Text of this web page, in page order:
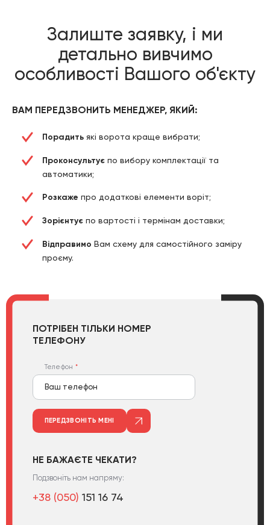
Залиште заявку, і ми
детально вивчимо
особливості Вашого об'єкту
ВАМ ПЕРЕДЗВОНИТЬ МЕНЕДЖЕР, ЯКИЙ:
Порадить які ворота краще вибрати;
Проконсультує по вибору комплектації та
автоматики;
Розкаже про додаткові елементи воріт;
Зорієнтує по вартості і термінам доставки;
Відправимо Вам схему для самостійного заміру
проєму.
ПОТРІБЕН ТІЛЬКИ НОМЕР
ТЕЛЕФОНУ
Телефон
ПЕРЕДЗВОНІТЬ МЕНІ
НЕ БАЖАЄТЕ ЧЕКАТИ?
Подзвоніть нам напряму:
+38 (050) 151 16 74